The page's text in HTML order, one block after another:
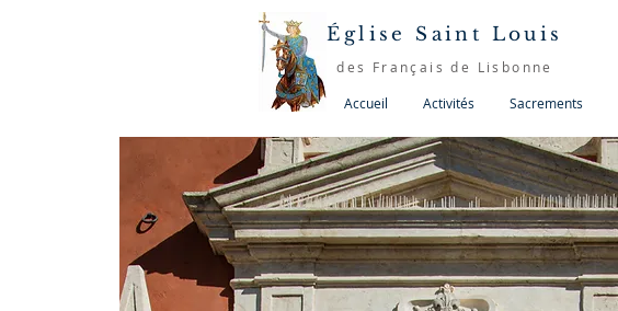
Accueil Activités Sacrements
Église Saint Louis
des Français de Lisbonne